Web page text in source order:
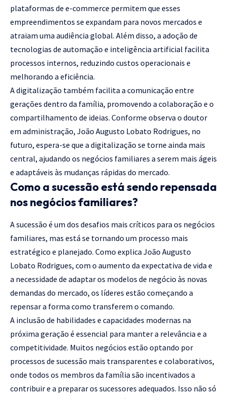
plataformas de e-commerce permitem que esses
empreendimentos se expandam para novos mercados e
atraiam uma audiência global. Além disso, a adoção de
tecnologias de automação e inteligência artificial facilita
processos internos, reduzindo custos operacionais e
melhorando a eficiência.
A digitalização também facilita a comunicação entre
gerações dentro da família, promovendo a colaboração e o
compartilhamento de ideias. Conforme observa o doutor
em administração, João Augusto Lobato Rodrigues, no
futuro, espera-se que a digitalização se torne ainda mais
central, ajudando os negócios familiares a serem mais ágeis
e adaptáveis às mudanças rápidas do mercado.
Como a sucessão está sendo repensada
nos negócios familiares?
A sucessão é um dos desafios mais críticos para os negócios
familiares, mas está se tornando um processo mais
estratégico e planejado. Como explica João Augusto
Lobato Rodrigues, com o aumento da expectativa de vida e
a necessidade de adaptar os modelos de negócio às novas
demandas do mercado, os líderes estão começando a
repensar a forma como transferem o comando.
A inclusão de habilidades e capacidades modernas na
próxima geração é essencial para manter a relevância e a
competitividade. Muitos negócios estão optando por
processos de sucessão mais transparentes e colaborativos,
onde todos os membros da família são incentivados a
contribuir e a preparar os sucessores adequados. Isso não só